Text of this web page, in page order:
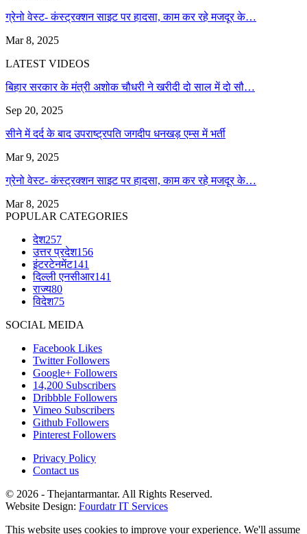
ग्रेनो वेस्ट- कंस्ट्रक्शन साइट पर हादसा, काम कर रहे मजदूर के…
Mar 8, 2025
LATEST VIDEOS
बिहार सरकार के मंत्री अशोक चौधरी ने खरीदी दो साल में दो सौ…
Sep 20, 2025
सीने में दर्द के बाद उपराष्ट्रपति जगदीप धनखड़ एम्स में भर्ती
Mar 9, 2025
ग्रेनो वेस्ट- कंस्ट्रक्शन साइट पर हादसा, काम कर रहे मजदूर के…
Mar 8, 2025
POPULAR CATEGORIES
देश257
उत्तर प्रदेश156
इंटरटेनमेंट141
दिल्ली एनसीआर141
राज्य80
विदेश75
SOCIAL MEIDA
Facebook Likes
Twitter Followers
Google+ Followers
14,200 Subscribers
Dribbble Followers
Vimeo Subscribers
Github Followers
Pinterest Followers
Privacy Policy
Contact us
© 2026 - Thejantarmantar. All Rights Reserved.
Website Design: Fourdatr IT Services
This website uses cookies to improve your experience. We'll assume